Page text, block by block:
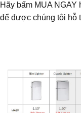
Hãy bấm MUA NGAY
để được chúng tôi hỗ